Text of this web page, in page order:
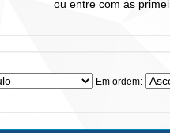
ou entre com as
Em ordem: